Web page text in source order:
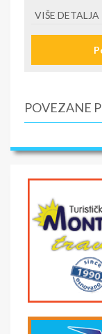
VIŠE DETALJA
POVEZANE